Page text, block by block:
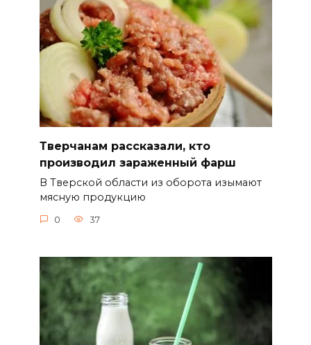
Тверчанам рассказали, кто
производил зараженный фарш
В Тверской области из оборота изымают
мясную продукцию
0 37